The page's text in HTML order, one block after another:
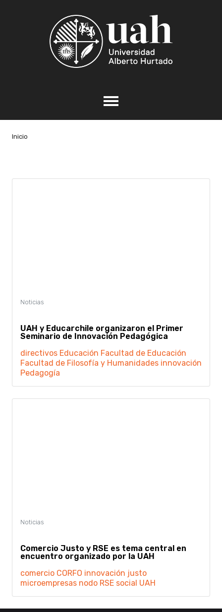
Inicio
UAH y Educarchile organizaron el Primer
Seminario de Innovación Pedagógica
directivos Educación Facultad de Educación
Facultad de Filosofía y Humanidades innovación
Pedagogía
Comercio Justo y RSE es tema central en
encuentro organizado por la UAH
comercio CORFO innovación justo
microempresas nodo RSE social UAH